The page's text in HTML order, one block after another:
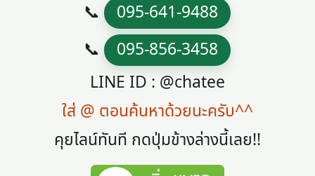
📞 095-641-9488
📞 095-856-3458
LINE ID : @chatee
ใส่ @ ตอนค้นหาด้วยนะครับ^^
คุยไลน์ทันที กดปุ่มข้างล่างนี้เลย!!